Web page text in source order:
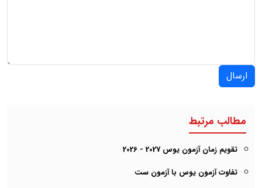
ارسال
مطالب مرتبط
تقویم زمان آزمون یوس 2027 - 2026
تفاوت آزمون یوس با آزمون ست